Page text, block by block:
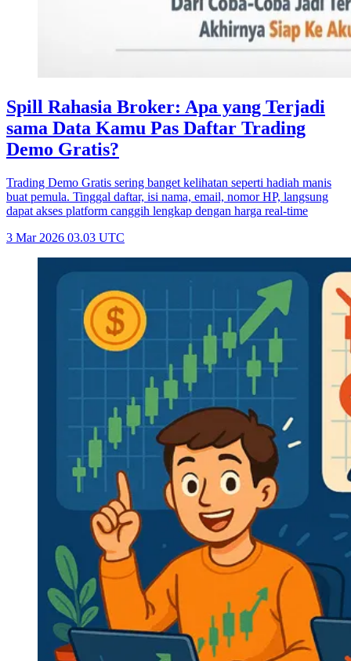
Spill Rahasia Broker: Apa yang Terjadi
sama Data Kamu Pas Daftar Trading
Demo Gratis?
Trading Demo Gratis sering banget kelihatan seperti hadiah manis
buat pemula. Tinggal daftar, isi nama, email, nomor HP, langsung
dapat akses platform canggih lengkap dengan harga real-time
3 Mar 2026 03.03 UTC